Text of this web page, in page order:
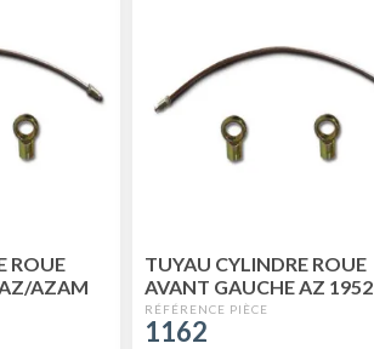
ROUE
AZAM
70
TUYAU CYLINDRE ROUE
AVANT GAUCHE AZ 1952
JUSQU'EN 07/64( METTRE
REF 1165 )
1162